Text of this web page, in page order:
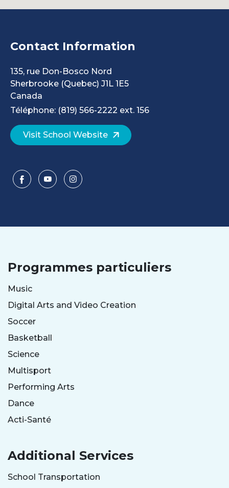
Contact Information
135, rue Don-Bosco Nord
Sherbrooke (Quebec) J1L 1E5
Canada
Téléphone: (819) 566-2222 ext. 156
Visit School Website
Programmes particuliers
Music
Digital Arts and Video Creation
Soccer
Basketball
Science
Multisport
Performing Arts
Dance
Acti-Santé
Additional Services
School Transportation